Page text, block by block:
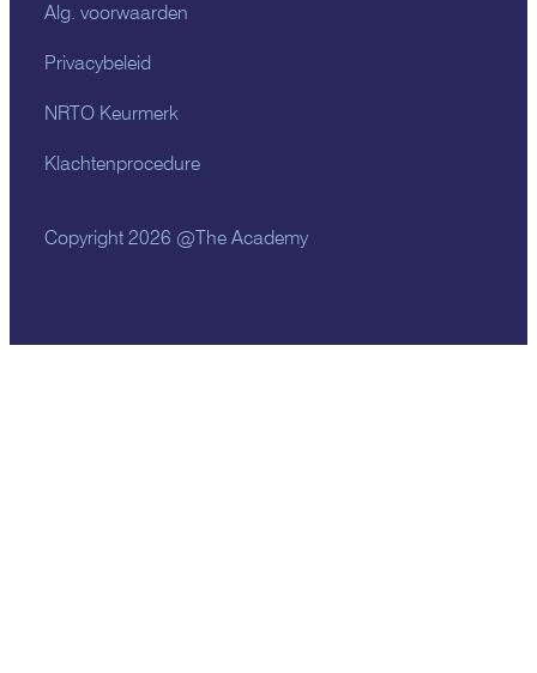
Alg. voorwaarden
Privacybeleid
NRTO Keurmerk
Klachtenprocedure
Copyright 2026 @The Academy